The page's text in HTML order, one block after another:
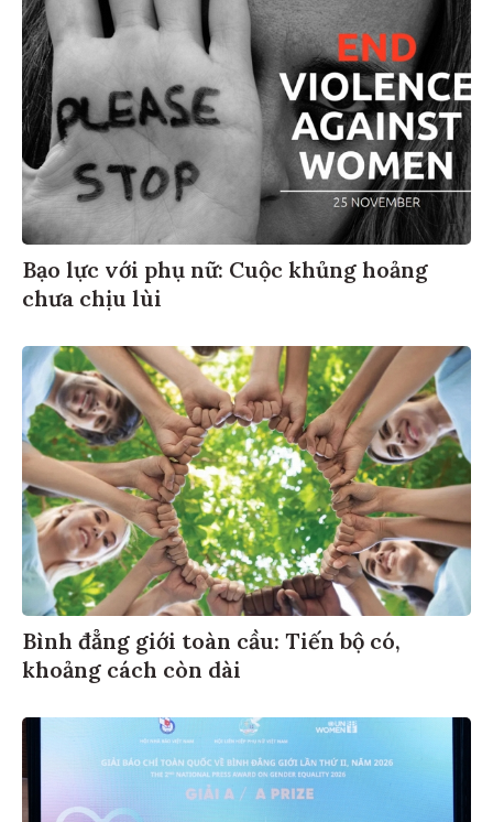
Bạo lực với phụ nữ: Cuộc khủng hoảng
chưa chịu lùi
Bình đẳng giới toàn cầu: Tiến bộ có,
khoảng cách còn dài